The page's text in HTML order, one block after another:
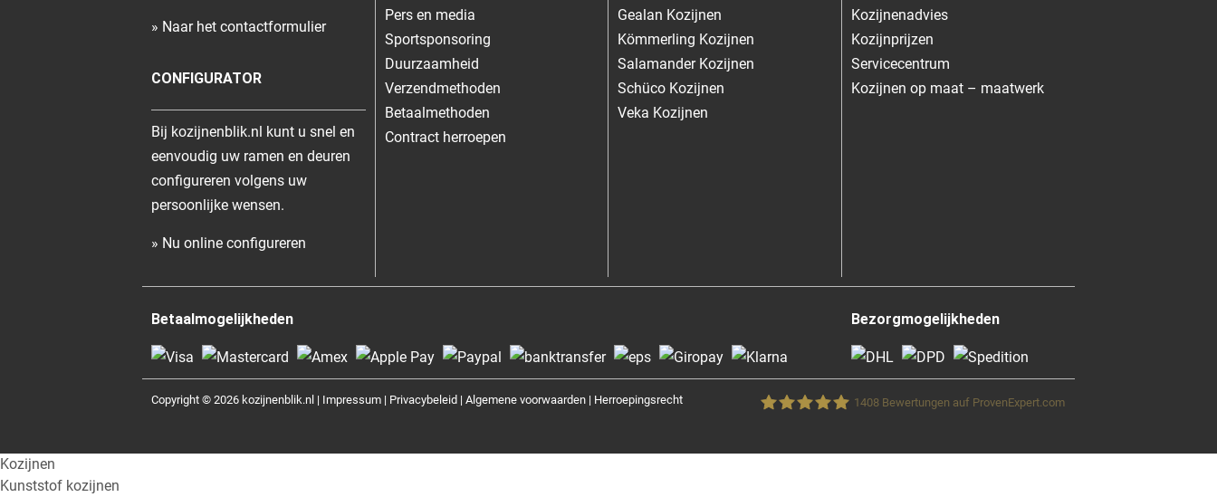
» Naar het contactformulier
CONFIGURATOR
Bij kozijnenblik.nl kunt u snel en
eenvoudig uw ramen en deuren
configureren volgens uw
persoonlijke wensen.
» Nu online configureren
Pers en media
Sportsponsoring
Duurzaamheid
Verzendmethoden
Betaalmethoden
Contract herroepen
Gealan Kozijnen
Kömmerling Kozijnen
Salamander Kozijnen
Schüco Kozijnen
Veka Kozijnen
Kozijnenadvies
Kozijnprijzen
Servicecentrum
Kozijnen op maat – maatwerk
Betaalmogelijkheden Bezorgmogelijkheden
Copyright © 2026 kozijnenblik.nl | Impressum | Privacybeleid | Algemene voorwaarden | Herroepingsrecht
Fensterblick GmbH &Co.KG
1408Bewertungen auf ProvenExpert.com
Kozijnen
Kunststof kozijnen